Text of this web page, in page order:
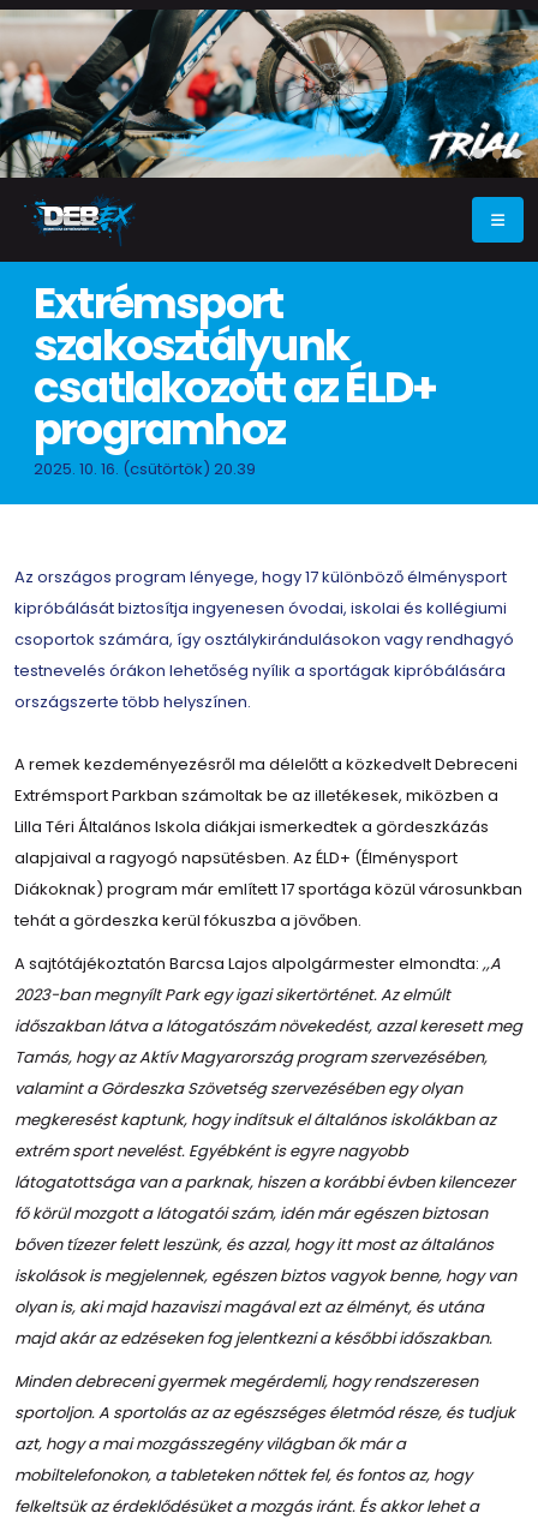
Extrémsport
szakosztályunk
csatlakozott az ÉLD+
programhoz
2025. 10. 16. (csütörtök) 20.39
Az országos program lényege, hogy 17 különböző élménysport
kipróbálását biztosítja ingyenesen óvodai, iskolai és kollégiumi
csoportok számára, így osztálykirándulásokon vagy rendhagyó
testnevelés órákon lehetőség nyílik a sportágak kipróbálására
országszerte több helyszínen.
A remek kezdeményezésről ma délelőtt a közkedvelt Debreceni
Extrémsport Parkban számoltak be az illetékesek, miközben a
Lilla Téri Általános Iskola diákjai ismerkedtek a gördeszkázás
alapjaival a ragyogó napsütésben. Az ÉLD+ (Élménysport
Diákoknak) program már említett 17 sportága közül városunkban
tehát a gördeszka kerül fókuszba a jövőben.
A sajtótájékoztatón Barcsa Lajos alpolgármester elmondta: ,,A
2023-ban megnyílt Park egy igazi sikertörténet. Az elmúlt
időszakban látva a látogatószám növekedést, azzal keresett meg
Tamás, hogy az Aktív Magyarország program szervezésében,
valamint a Gördeszka Szövetség szervezésében egy olyan
megkeresést kaptunk, hogy indítsuk el általános iskolákban az
extrém sport nevelést. Egyébként is egyre nagyobb
látogatottsága van a parknak, hiszen a korábbi évben kilencezer
fő körül mozgott a látogatói szám, idén már egészen biztosan
bőven tízezer felett leszünk, és azzal, hogy itt most az általános
iskolások is megjelennek, egészen biztos vagyok benne, hogy van
olyan is, aki majd hazaviszi magával ezt az élményt, és utána
majd akár az edzéseken fog jelentkezni a későbbi időszakban.
Minden debreceni gyermek megérdemli, hogy rendszeresen
sportoljon. A sportolás az az egészséges életmód része, és tudjuk
azt, hogy a mai mozgásszegény világban ők már a
mobiltelefonokon, a tableteken nőttek fel, és fontos az, hogy
felkeltsük az érdeklődésüket a mozgás iránt. És akkor lehet a